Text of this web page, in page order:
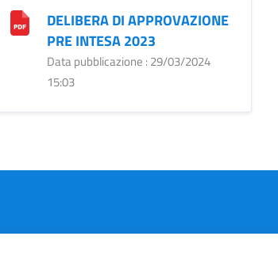
DELIBERA DI APPROVAZIONE
PRE INTESA 2023
Data pubblicazione : 29/03/2024
15:03